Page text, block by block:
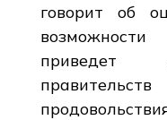
говорит об
приведет